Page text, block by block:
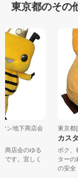
東京都のその
マン地下商店会
下商店会のゆる
君です。宜しく
東京
カス
ボク
ター
の安